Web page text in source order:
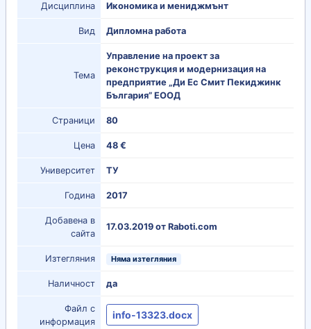
Дисциплина Икономика и мениджмънт
Вид Дипломна работа
Тема
Управление на проект за
реконструкция и модернизация на
предприятие „Ди Ес Смит Пекиджинк
България” ЕООД
Страници 80
Цена 48 €
Университет ТУ
Година 2017
Добавена в
сайта
17.03.2019 от Raboti.com
Изтегляния Няма изтегляния
Наличност да
Файл с
информация
info-13323.docx